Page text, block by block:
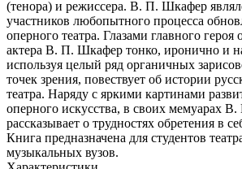
(тенора) и режиссера. В. П. Шкафер
участников любопытного процесса
оперного театра. Глазами главного
актера В. П. Шкафер тонко, иронично и
используя целый ряд органичных
точек зрения, повествует об истории
театра. Наряду с яркими картинами
оперного искусства, в своих мемуарах
рассказывает о трудностях обретения в
Книга предназначена для студентов
музыкальных вузов.